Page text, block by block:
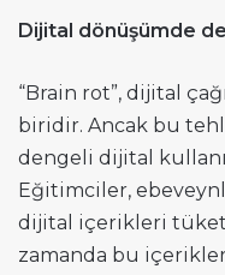
Dijital dönüşümde
“Brain rot”, dijital
biridir. Ancak bu
dengeli dijital
Eğitimciler,
dijital içerikleri
zamanda bu